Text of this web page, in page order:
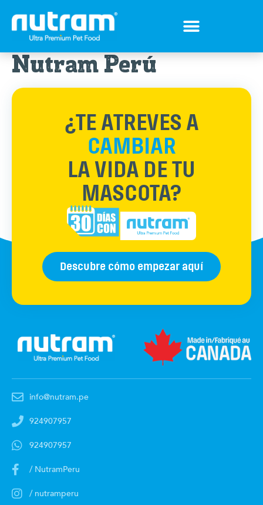
Nutram Perú
¿TE ATREVES A
CAMBIAR
LA VIDA DE TU
MASCOTA?
Descubre cómo empezar aquí
info@nutram.pe
924907957
924907957
/ NutramPeru
/ nutramperu